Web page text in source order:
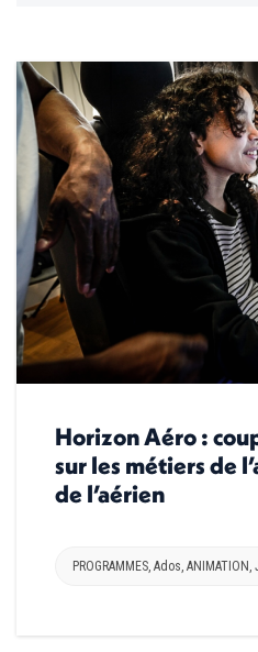
Horizon Aéro :
sur les métiers de
de l’aérien
PROGRAMMES, Ados, ANIMATION,